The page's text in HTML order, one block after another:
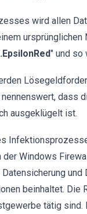
wird allen
ursprünglichen
" und so
dass
ausgeklügelt ist.
Windows
beinhaltet. Die
tätig